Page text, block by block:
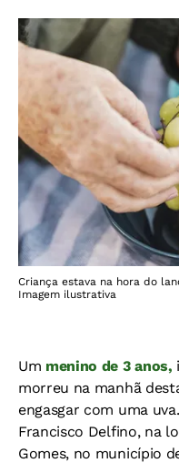
Criança estava na hora do
Imagem ilustrativa
Um menino de 3 anos,
morreu na manhã
engasgar com uma
Francisco Delfino, na
Gomes, no município